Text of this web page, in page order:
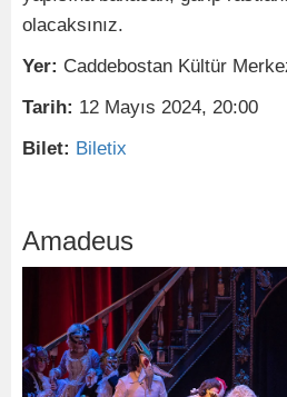
olacaksınız.
Yer: Caddebostan Kültür
Tarih: 12 Mayıs 2024, 20:00
Bilet: Biletix
Amadeus